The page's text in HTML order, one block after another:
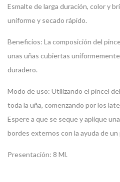
Esmalte de larga duración, color y
uniforme y secado rápido.
Beneficios: La composición del
unas uñas cubiertas
duradero.
Modo de uso: Utilizando el pincel
toda la uña, comenzando por los
Espere a que se seque y aplique
bordes externos con la ayuda de un
Presentación: 8 Ml.